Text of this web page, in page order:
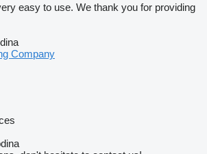
easy to use. We thank you for providing
Company